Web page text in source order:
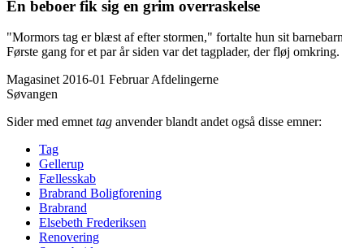
En beboer fik sig en grim overraskelse
"Mormors tag er blæst af efter stormen," fortalte hun sit
Første gang for et par år siden var det tagplader, der fløj
Magasinet 2016-01 Februar Afdelingerne
Søvangen
Sider med emnet tag anvender blandt andet også disse emner:
Tag
Gellerup
Fælles­skab
Brabrand Bolig­forening
Brabrand
Elsebeth Frederiksen
Renove­ring